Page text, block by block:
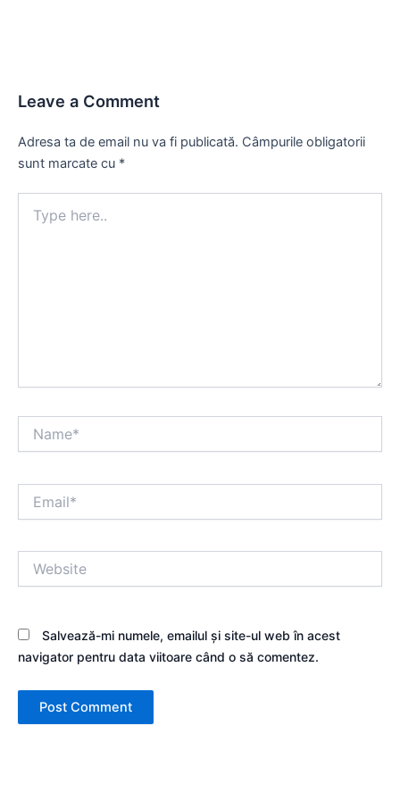
Leave a Comment
Adresa ta de email nu va fi publicată. Câmpurile obligatorii
sunt marcate cu *
here..
Salvează-mi numele, emailul și site-ul web în acest
navigator pentru data viitoare când o să comentez.